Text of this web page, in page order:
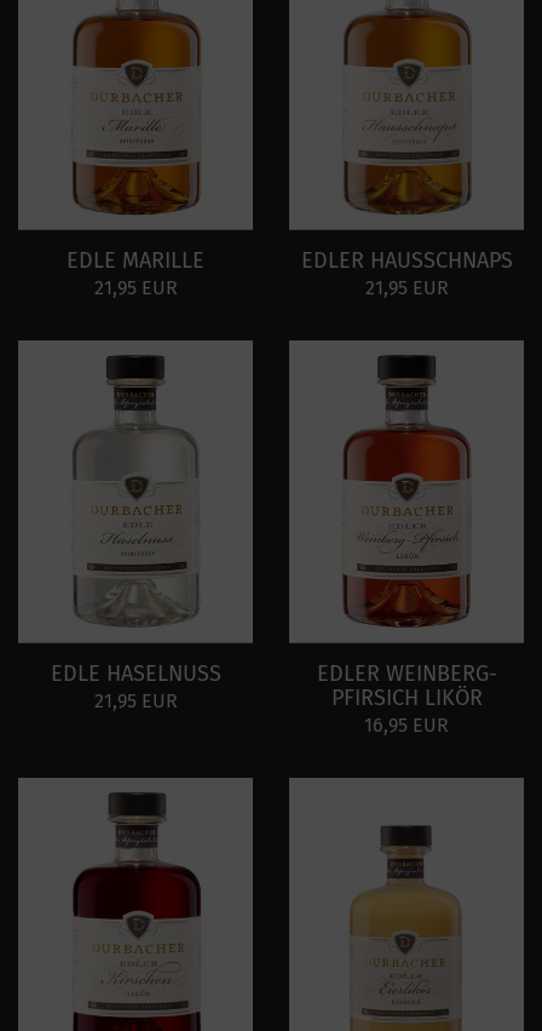
EDLE MARILLE
21,95 EUR
EDLER HAUSSCHNAPS
21,95 EUR
EDLE HASELNUSS
21,95 EUR
EDLER WEINBERG-
PFIRSICH LIKÖR
16,95 EUR